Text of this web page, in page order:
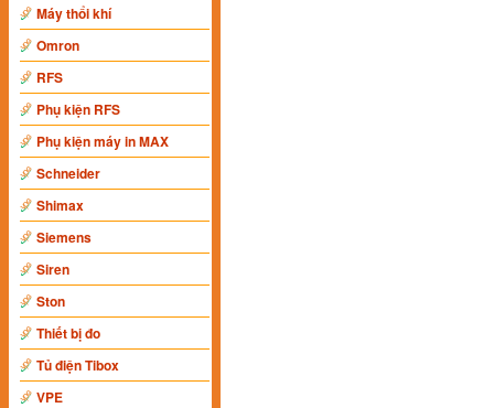
Máy thổi khí
Omron
RFS
Phụ kiện RFS
Phụ kiện máy in MAX
Schneider
Shimax
Siemens
Siren
Ston
Thiết bị đo
Tủ điện Tibox
VPE